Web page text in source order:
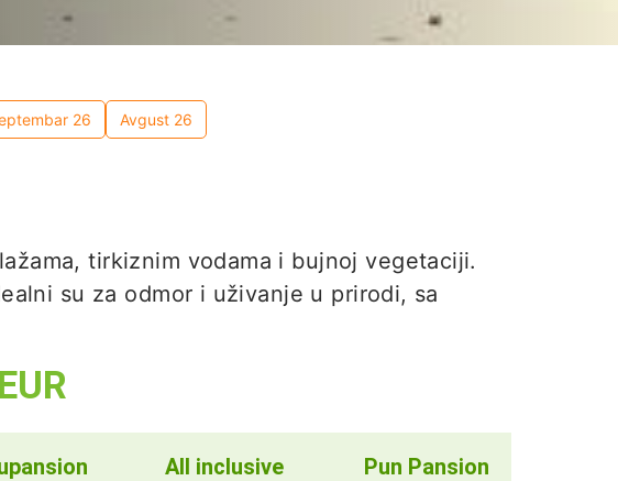
26 Avgust 26
tirkiznim vodama i bujnoj vegetaciji.
su za odmor i uživanje u prirodi, sa
EUR
All inclusive Pun Pansion